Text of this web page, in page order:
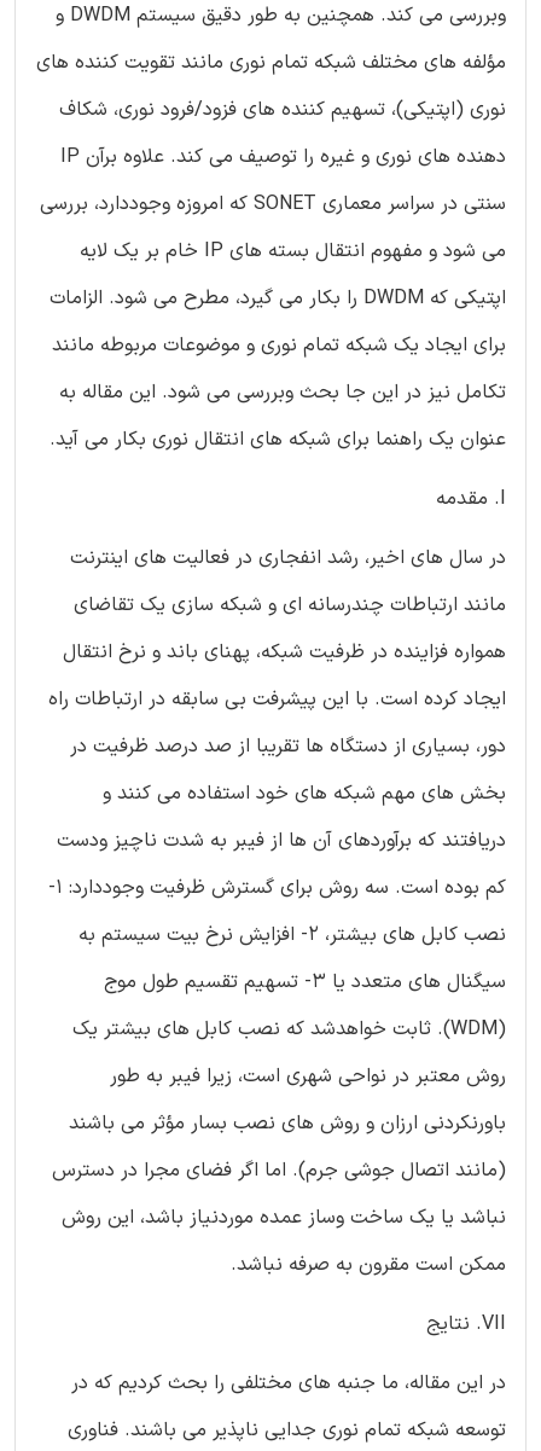
وبررسی می کند. همچنین به طور دقیق سیستم DWDM و
مؤلفه های مختلف شبکه تمام نوری مانند تقویت کننده های
نوری (اپتیکی)، تسهیم کننده های فزود/فرود نوری، شکاف
دهنده های نوری و غیره را توصیف می کند. علاوه برآن IP
سنتی در سراسر معماری SONET که امروزه وجوددارد، بررسی
می شود و مفهوم انتقال بسته های IP خام بر یک لایه
اپتیکی که DWDM را بکار می گیرد، مطرح می شود. الزامات
برای ایجاد یک شبکه تمام نوری و موضوعات مربوطه مانند
تکامل نیز در این جا بحث وبررسی می شود. این مقاله به
عنوان یک راهنما برای شبکه های انتقال نوری بکار می آید.
I. مقدمه
در سال های اخیر، رشد انفجاری در فعالیت های اینترنت
مانند ارتباطات چندرسانه ای و شبکه سازی یک تقاضای
همواره فزاینده در ظرفیت شبکه، پهنای باند و نرخ انتقال
ایجاد کرده است. با این پیشرفت بی سابقه در ارتباطات راه
دور، بسیاری از دستگاه ها تقریبا از صد درصد ظرفیت در
بخش های مهم شبکه های خود استفاده می کنند و
دریافتند که برآوردهای آن ها از فیبر به شدت ناچیز ودست
کم بوده است. سه روش برای گسترش ظرفیت وجوددارد: 1-
نصب کابل های بیشتر، 2- افزایش نرخ بیت سیستم به
سیگنال های متعدد یا 3- تسهیم تقسیم طول موج
(WDM). ثابت خواهدشد که نصب کابل های بیشتر یک
روش معتبر در نواحی شهری است، زیرا فیبر به طور
باورنکردنی ارزان و روش های نصب بسار مؤثر می باشند
(مانند اتصال جوشی جرم). اما اگر فضای مجرا در دسترس
نباشد یا یک ساخت وساز عمده موردنیاز باشد، این روش
ممکن است مقرون به صرفه نباشد.
VII. نتایج
در این مقاله، ما جنبه های مختلفی را بحث کردیم که در
توسعه شبکه تمام نوری جدایی ناپذیر می باشند. فناوری